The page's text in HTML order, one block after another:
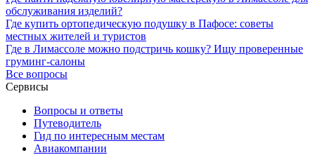
обслуживания изделий?
Где купить ортопедическую подушку в Пафосе: советы
местных жителей и туристов
Где в Лимассоле можно подстричь кошку? Ищу проверенные
груминг-салоны
Все вопросы
Сервисы
Вопросы и ответы
Путеводитель
Гид по интересным местам
Авиакомпании